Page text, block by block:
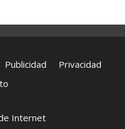
Publicidad
Privacidad
Internet